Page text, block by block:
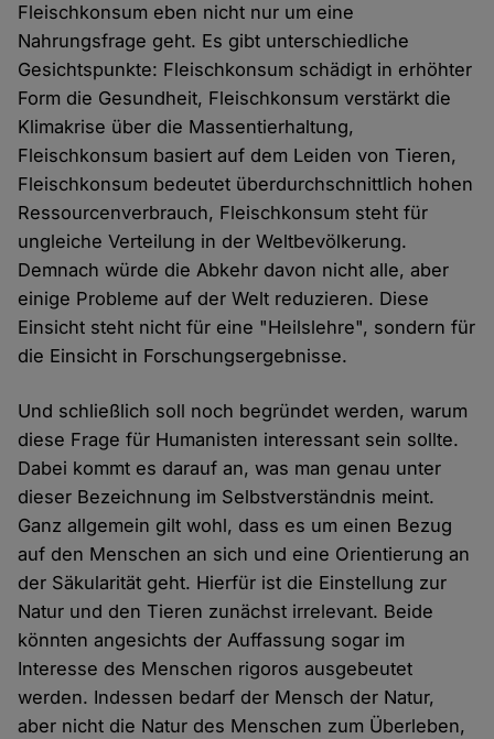
Fleischkonsum eben nicht nur um eine
Nahrungsfrage geht. Es gibt unterschiedliche
Gesichtspunkte: Fleischkonsum schädigt in erhöhter
Form die Gesundheit, Fleischkonsum verstärkt die
Klimakrise über die Massentierhaltung,
Fleischkonsum basiert auf dem Leiden von Tieren,
Fleischkonsum bedeutet überdurchschnittlich hohen
Ressourcenverbrauch, Fleischkonsum steht für
ungleiche Verteilung in der Weltbevölkerung.
Demnach würde die Abkehr davon nicht alle, aber
einige Probleme auf der Welt reduzieren. Diese
Einsicht steht nicht für eine "Heilslehre", sondern für
die Einsicht in Forschungsergebnisse.
Und schließlich soll noch begründet werden, warum
diese Frage für Humanisten interessant sein sollte.
Dabei kommt es darauf an, was man genau unter
dieser Bezeichnung im Selbstverständnis meint.
Ganz allgemein gilt wohl, dass es um einen Bezug
auf den Menschen an sich und eine Orientierung an
der Säkularität geht. Hierfür ist die Einstellung zur
Natur und den Tieren zunächst irrelevant. Beide
könnten angesichts der Auffassung sogar im
Interesse des Menschen rigoros ausgebeutet
werden. Indessen bedarf der Mensch der Natur,
aber nicht die Natur des Menschen zum Überleben,